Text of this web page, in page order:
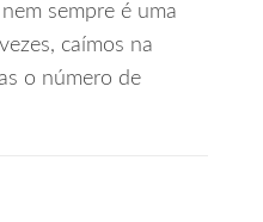
sempre é uma
caímos na
o número de